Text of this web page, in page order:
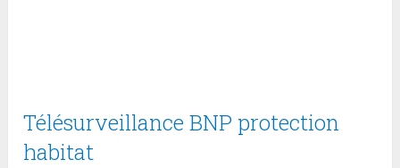
Télésurveillance BNP protection
habitat